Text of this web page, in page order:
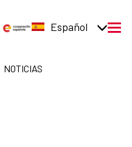
Español
NOTICIAS